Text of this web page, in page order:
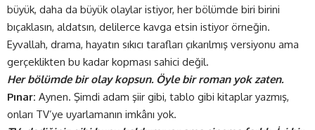
büyük, daha da büyük olaylar istiyor, her bölümde biri birini
bıçaklasın, aldatsın, delilerce kavga etsin istiyor örneğin.
Eyvallah, drama, hayatın sıkıcı tarafları çıkarılmış versiyonu ama
gerçeklikten bu kadar kopması sahici değil.
Her bölümde bir olay kopsun. Öyle bir roman yok zaten.
Pınar: Aynen. Şimdi adam şiir gibi, tablo gibi kitaplar yazmış,
onları TV’ye uyarlamanın imkânı yok.